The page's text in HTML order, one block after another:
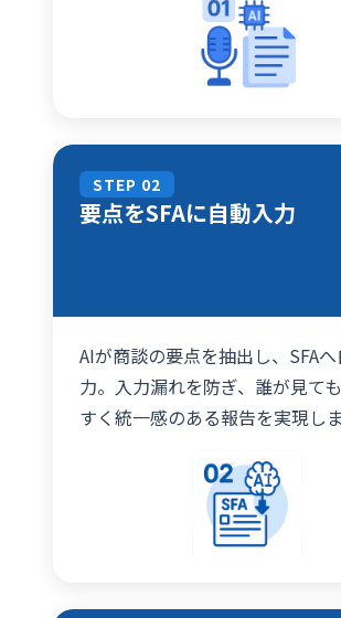
STEP 02
要点をSFAに自動入力
AIが商談の要点を抽出し、SFAへ
力。入力漏れを防ぎ、誰が見て
すく統一感のある報告を実現しま